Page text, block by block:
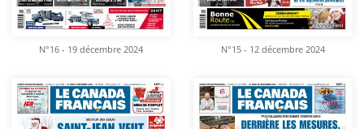
N°16 - 19 décembre 2024 N°15 - 12 décembre 2024